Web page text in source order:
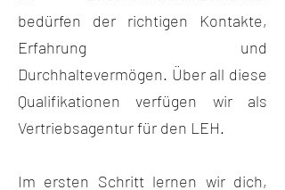
bedürfen der richtigen Kontakte,
Erfahrung und
Durchhaltevermögen. Über all diese
Qualifikationen verfügen wir als
Vertriebsagentur für den LEH.
Im ersten Schritt lernen wir dich,